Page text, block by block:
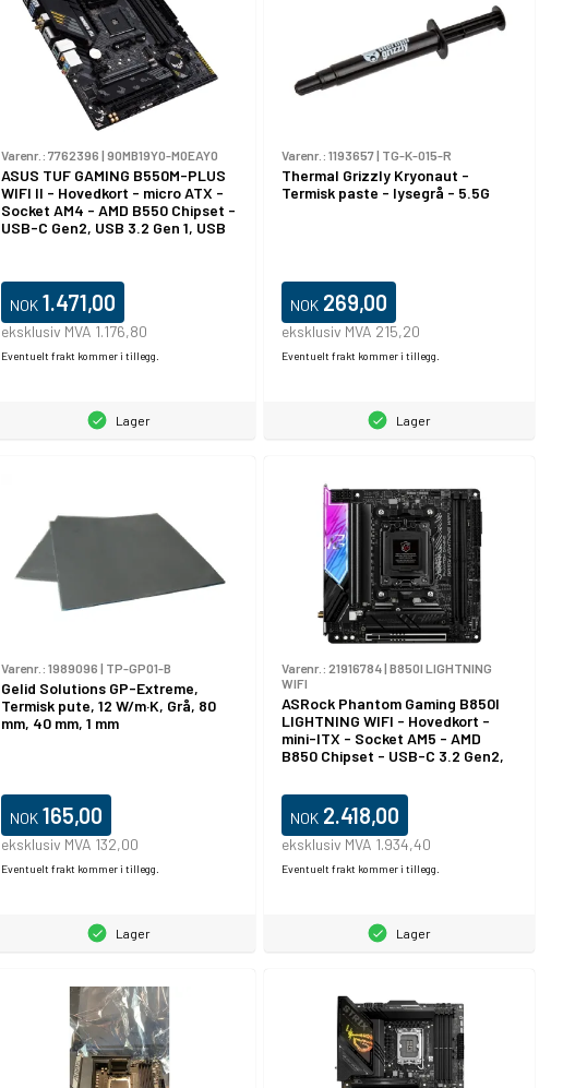
Varenr.: 7762396 | 90MB19Y0-M0EAY0
ASUS TUF GAMING B550M-PLUS
WIFI II - Hovedkort - micro ATX -
Socket AM4 - AMD B550 Chipset -
USB-C Gen2, USB 3.2 Gen 1, USB
(CPU kreves) - HD-lyd (8-
kanalers)
NOK 1.471,00
eksklusiv MVA 1.176,80
Eventuelt frakt kommer i tillegg.
Lager
Varenr.: 1193657| TG-K-015-R
Thermal Grizzly Kryonaut -
Termisk paste - lysegrå - 5.5G
NOK 269,00
eksklusiv MVA 215,20
Eventuelt frakt kommer i tillegg.
Lager
Varenr.: 1989096 | TP-GP01-B
Gelid Solutions GP-Extreme,
Termisk pute, 12 W/m·K, Grå, 80
mm, 40 mm, 1 mm
NOK 165,00
eksklusiv MVA 132,00
Eventuelt frakt kommer i tillegg.
Lager
Varenr.: 21916784| B850I LIGHTNING
WIFI
ASRock Phantom Gaming B850I
LIGHTNING WIFI - Hovedkort -
mini-ITX - Socket AM5 - AMD
B850 Chipset - USB-C 3.2 Gen2,
USB 3.2 Gen 1 - Wi-Fi 6E,
Bluetooth, 2.5 Gigabit LAN -
innbygd grafikk (CPU kreves) -
HD-lyd (8-kanalers)
NOK 2.418,00
eksklusiv MVA 1.934,40
Eventuelt frakt kommer i tillegg.
Lager